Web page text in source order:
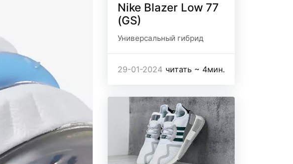
Nike Blazer Low 77
(GS)
Универсальный гибрид
29-01-2024 читать ~ 4мин.